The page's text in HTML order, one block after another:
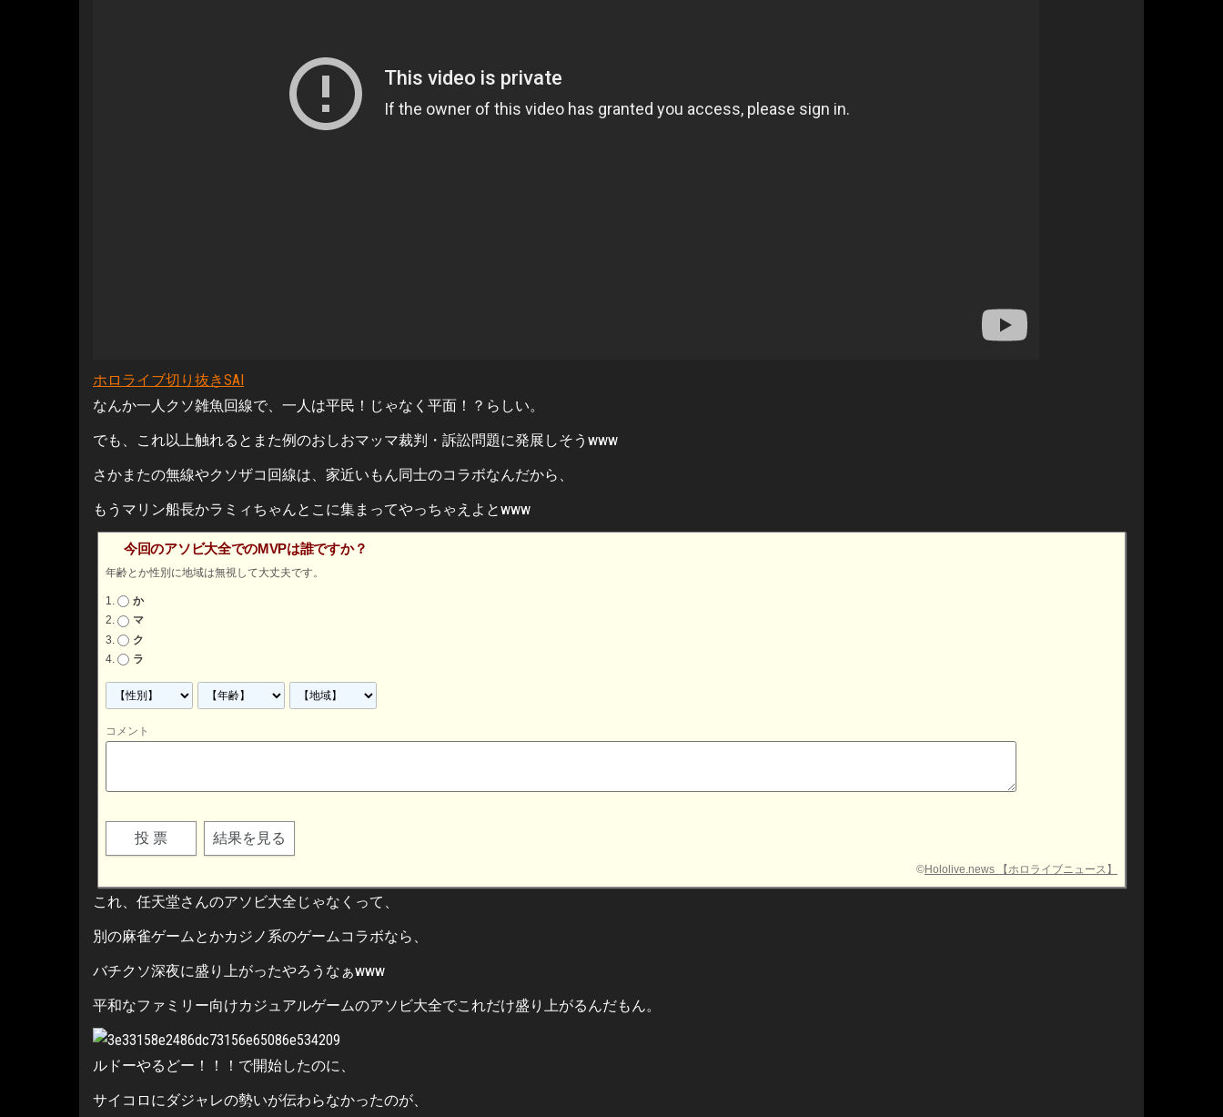
ホロライブ切り抜きSAI
なんか一人クソ雑魚回線で、一人は平民！じゃなく平面！？らしい。
でも、これ以上触れるとまた例のおしおマッマ裁判・訴訟問題に発展しそうwww
さかまたの無線やクソザコ回線は、家近いもん同士のコラボなんだから、
もうマリン船長かラミィちゃんとこに集まってやっちゃえよとwww
今回のアソビ大全でのMVPは誰ですか？
年齢とか性別に地域は無視して大丈夫です。
か
マ
ク
ラ
コメント
©Hololive.news 【ホロライブニュース】
これ、任天堂さんのアソビ大全じゃなくって、
別の麻雀ゲームとかカジノ系のゲームコラボなら、
バチクソ深夜に盛り上がったやろうなぁwww
平和なファミリー向けカジュアルゲームのアソビ大全でこれだけ盛り上がるんだもん。
ルドーやるどー！！！で開始したのに、
サイコロにダジャレの勢いが伝わらなかったのが、